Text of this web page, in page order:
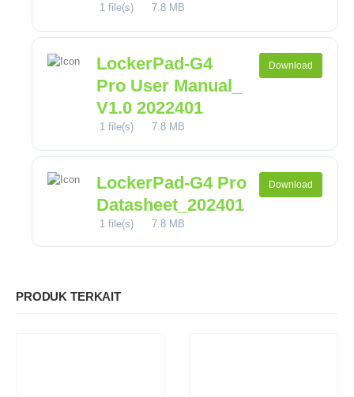
1 file(s) 7.8 MB
LockerPad-G4
Pro User Manual_
V1.0 2022401
1 file(s) 7.8 MB
Download
LockerPad-G4 Pro
Datasheet_202401
1 file(s) 7.8 MB
Download
PRODUK TERKAIT